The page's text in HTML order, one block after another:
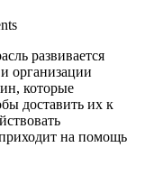
развивается
организации
которые
доставить их к
на помощь